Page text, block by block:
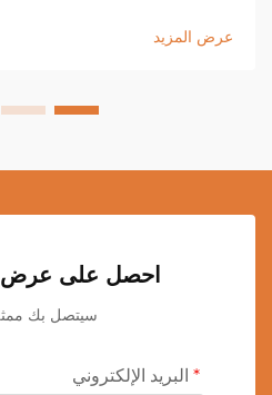
عرض المزيد
احصل على
سيتصل بك
البريد الإلكتروني